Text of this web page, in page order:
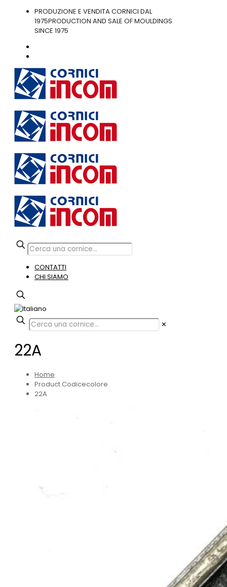
PRODUZIONE E VENDITA CORNICI DAL
1975PRODUCTION AND SALE OF MOULDINGS
SINCE 1975
CONTATTI
CHI SIAMO
✕
22A
Home
Product Codicecolore
22A